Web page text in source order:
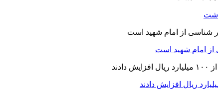
از امام شهید است